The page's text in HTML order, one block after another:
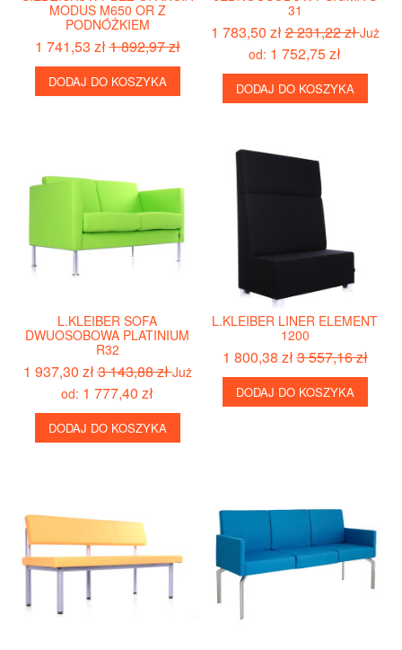
MODUS M650 OR Z
PODNÓŻKIEM
1 741,53 zł1 892,97 zł
DODAJ DO KOSZYKA
31
1 783,50 zł2 231,22 złJuż
od: 1 752,75 zł
DODAJ DO KOSZYKA
L.KLEIBER SOFA
DWUOSOBOWA PLATINIUM
R32
1 937,30 zł3 143,88 złJuż
od: 1 777,40 zł
DODAJ DO KOSZYKA
L.KLEIBER LINER ELEMENT
1200
1 800,38 zł3 557,16 zł
DODAJ DO KOSZYKA